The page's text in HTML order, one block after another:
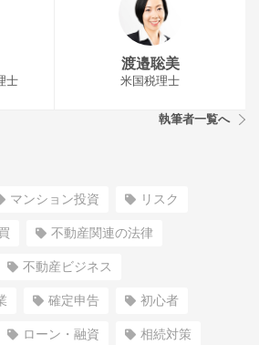
士
渡邉聡美
米国税理士
執筆者一覧へ
マンション投資 リスク
不動産関連の法律
不動産ビジネス
確定申告 初心者
ローン・融資 相続対策